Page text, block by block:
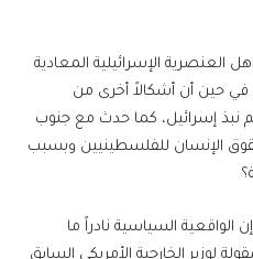
العنصرية الإسرائيلية المعادية
في حين أن أشكالاً أخرى من
نبذ إسرائيل، كما حدث مع جنوب
الإنسان للفلسطينيين وبسبب
الواقعية السياسية نادراً ما
لوزير الخارجية الأمريكي السابق